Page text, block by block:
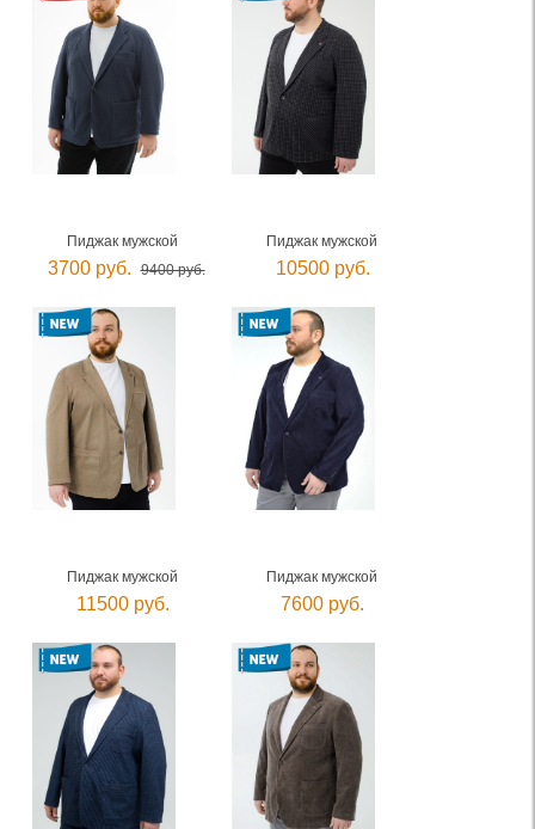
Пиджак мужской
3700 руб. 9400 руб.
Пиджак мужской
10500 руб.
Пиджак мужской
11500 руб.
Пиджак мужской
7600 руб.